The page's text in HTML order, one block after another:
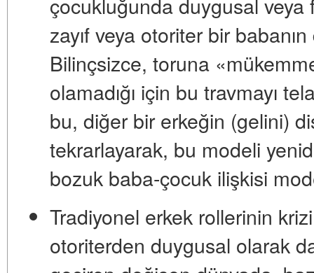
zayıf veya otoriter bir
Bilinçsizce, toruna
olamadığı için bu travmayı
bu, diğer bir erkeğin (gelini)
tekrarlayarak, bu modeli
bozuk baba-çocuk ilişkisi
Tradiyonel erkek rollerinin
otoriterden duygusal olarak